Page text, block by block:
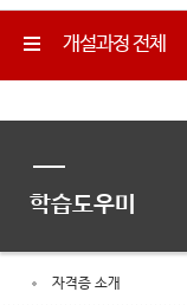
개설과정 전체
학습도우미
자격증 소개